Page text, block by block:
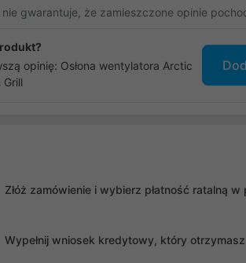
nie gwarantuje, że zamieszczone opinie
opinię: Osłona wentylatora Arctic
Grill
Złóż zamówienie i wybierz płatność ratalną
Wypełnij wniosek kredytowy, który